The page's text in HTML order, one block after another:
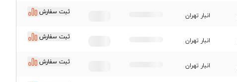
انبار تهران ثبت سفارش
انبار تهران ثبت سفارش
انبار تهران ثبت سفارش